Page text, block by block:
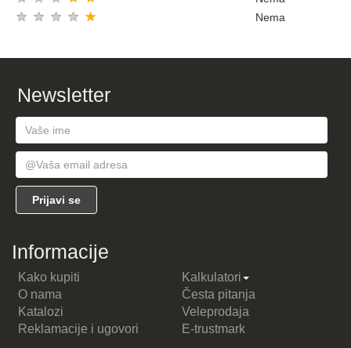
★
★
★
★
★ Nema
Newsletter
Informacije
Kako kupiti
Kalkulatori
O nama
Česta pitanja
Katalozi
Veleprodaja
Reklamacije i ugovori
E-trustmark